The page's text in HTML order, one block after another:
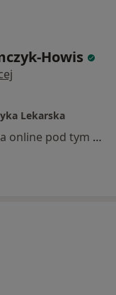
Howis
Lekarska
Specjalista nie oferuje umawiania online pod tym adresem.